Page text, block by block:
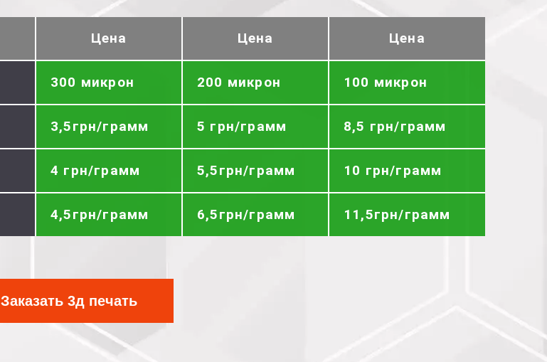
Цена Цена Цена
300 микрон 200 микрон 100 микрон
3,5грн/грамм 5 грн/грамм 8,5 грн/грамм
4 грн/грамм 5,5грн/грамм 10 грн/грамм
4,5грн/грамм 6,5грн/грамм 11,5грн/грамм
Заказать 3д печать